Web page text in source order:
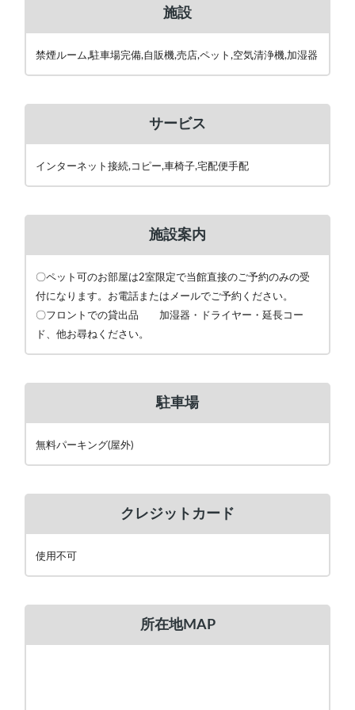
施設
禁煙ルーム,駐車場完備,自販機,売店,ペット,空気清浄機,加湿器
サービス
インターネット接続,コピー,車椅子,宅配便手配
施設案内
〇ペット可のお部屋は2室限定で当館直接のご予約のみの受
付になります。お電話またはメールでご予約ください。
〇フロントでの貸出品 加湿器・ドライヤー・延長コー
ド、他お尋ねください。
駐車場
無料パーキング(屋外)
クレジットカード
使用不可
所在地MAP